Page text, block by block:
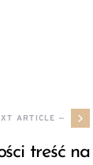
ARTICLE —
treść na